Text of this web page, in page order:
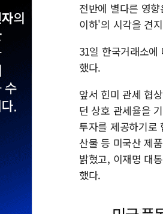
전반에 별다른 영
이하'의 시각을 견
31일 한국거래소
했다.
앞서 힌미 관세 협
던 상호 관세율을
투자를 제공하기로
산물 등 미국산 제
밝혔고, 이재명 대
했다.